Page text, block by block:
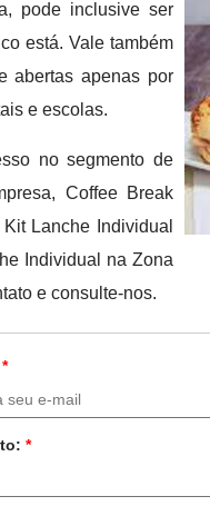
pode inclusive ser
está. Vale também
abertas apenas por
e escolas.
no segmento de
Coffee Break
Lanche Individual
Individual na Zona
e consulte-nos.
*
*